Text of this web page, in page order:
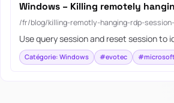
Windows – Killing remotely
/fr/blog/killing-remotly-hanging-rdp-
Use query session and reset session to
Catégorie: Windows #evotec #microsoft